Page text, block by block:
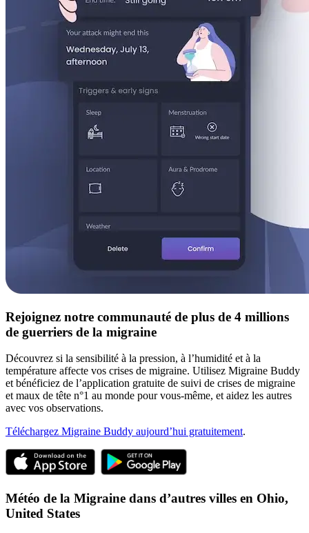
Rejoignez notre communauté de plus de 4 millions
de guerriers de la migraine
Découvrez si la sensibilité à la pression, à l’humidité et à la
température affecte vos crises de migraine. Utilisez Migraine Buddy
et bénéficiez de l’application gratuite de suivi de crises de migraine
et maux de tête n°1 au monde pour vous-même, et aidez les autres
avec vos observations.
Téléchargez Migraine Buddy aujourd’hui gratuitement.
Météo de la Migraine dans d’autres villes en Ohio,
United States